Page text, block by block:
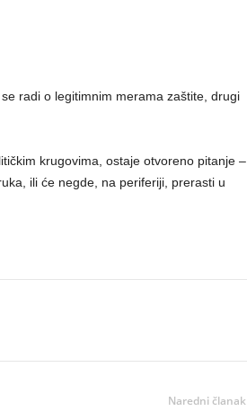
radi o legitimnim merama zaštite, drugi
krugovima, ostaje otvoreno pitanje –
ili će negde, na periferiji, prerasti u
Naredni članak